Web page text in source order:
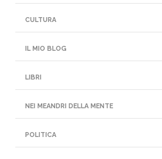
CULTURA
IL MIO BLOG
LIBRI
NEI MEANDRI DELLA MENTE
POLITICA